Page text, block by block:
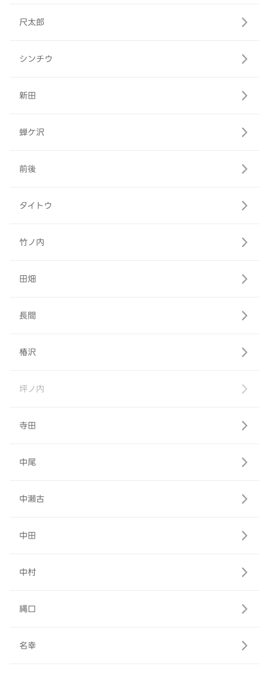
尺太郎
シンチウ
新田
蝉ケ沢
前後
タイトウ
竹ノ内
田畑
長間
椿沢
坪ノ内
寺田
中尾
中瀬古
中田
中村
縄口
名幸